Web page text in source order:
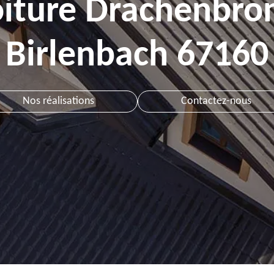
Birlenbach 67160
Nos réalisations Contactez-nous